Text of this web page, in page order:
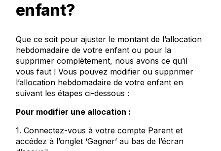
enfant?
Que ce soit pour ajuster le montant de l’allocation
hebdomadaire de votre enfant ou pour la
supprimer complètement, nous avons ce qu’il
vous faut ! Vous pouvez modifier ou supprimer
l’allocation hebdomadaire de votre enfant en
suivant les étapes ci-dessous :
Pour modifier une allocation :
1. Connectez-vous à votre compte Parent et
accédez à l’onglet ‘Gagner’ au bas de l’écran